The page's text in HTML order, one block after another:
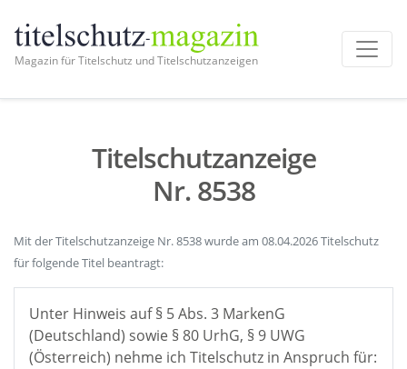
Magazin für Titelschutz und Titelschutzanzeigen
Titelschutzanzeige
Nr. 8538
Mit der Titelschutzanzeige Nr. 8538 wurde am 08.04.2026 Titelschutz
für folgende Titel beantragt:
Unter Hinweis auf § 5 Abs. 3 MarkenG
(Deutschland) sowie § 80 UrhG, § 9 UWG
(Österreich) nehme ich Titelschutz in Anspruch für: